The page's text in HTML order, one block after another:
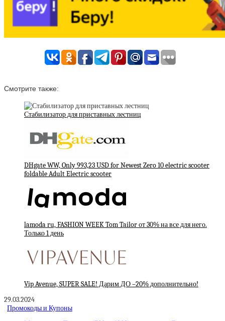
Смотрите также:
Стабилизатор для приставных лестниц
DHgate WW, Only 993,23 USD for Newest Zero 10 electric scooter
foldable Adult Electric scooter
lamoda ru, FASHION WEEK Tom Tailor от 30% на все для него.
Только 1 день
Vip Avenue, SUPER SALE! Дарим ДО –20% дополнительно!
29.03.2024
Промокоды и Купоны